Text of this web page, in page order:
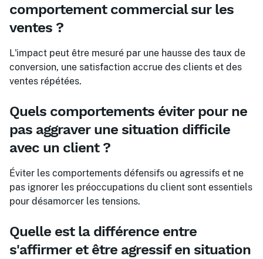
comportement commercial sur les
ventes ?
L'impact peut être mesuré par une hausse des taux de
conversion, une satisfaction accrue des clients et des
ventes répétées.
Quels comportements éviter pour ne
pas aggraver une situation difficile
avec un client ?
Éviter les comportements défensifs ou agressifs et ne
pas ignorer les préoccupations du client sont essentiels
pour désamorcer les tensions.
Quelle est la différence entre
s'affirmer et être agressif en situation